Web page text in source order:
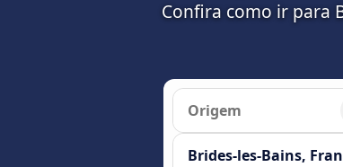
Confira como ir para